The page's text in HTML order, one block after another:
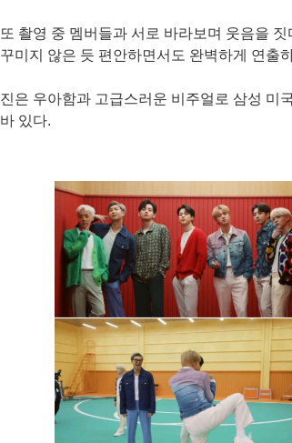
또 촬영 중 멤버들과 서로 바라보며 웃음을
꾸미지 않은 듯 편안하면서도 완벽하게 연출
진은 우아함과 고급스러운 비주얼로 삼성 미
바 있다.